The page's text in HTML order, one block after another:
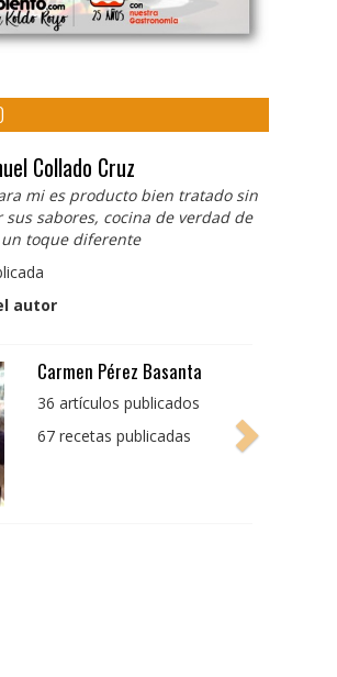
Collado Cruz
mi es producto bien tratado sin
sus sabores, cocina de verdad de
toque diferente
autor
Pedro Manuel Collado
Cruz
producto bien tratado